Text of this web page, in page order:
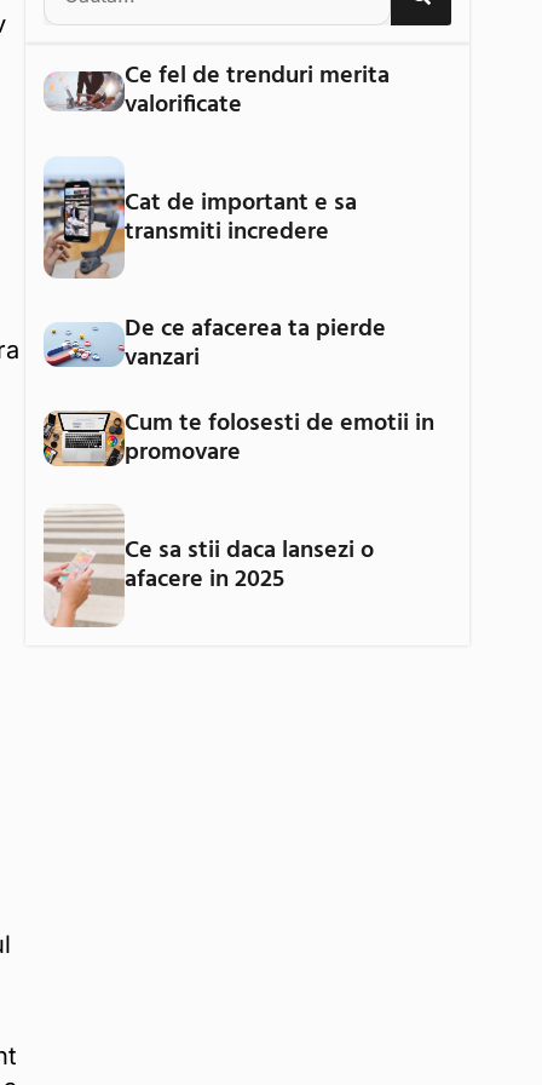
Ce fel de trenduri merita
valorificate
Cat de important e sa
transmiti incredere
De ce afacerea ta pierde
vanzari
Cum te folosesti de emotii in
promovare
Ce sa stii daca lansezi o
afacere in 2025